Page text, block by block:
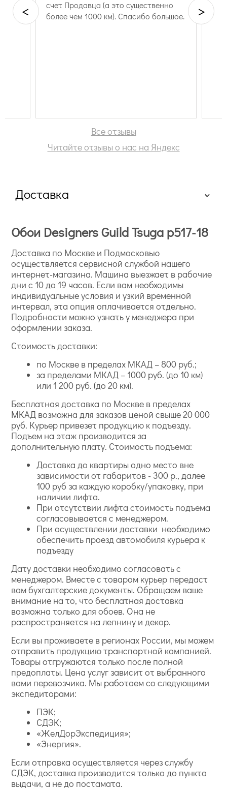
счет Продавца (а это существенно
более чем 1000 км). Спасибо большое.
< >
Все отзывы
Читайте отзывы о нас на Яндекс
Доставка
Обои Designers Guild Tsuga p517-18
Доставка по Москве и Подмосковью
осуществляется сервисной службой нашего
интернет-магазина. Машина выезжает в рабочие
дни с 10 до 19 часов. Если вам необходимы
индивидуальные условия и узкий временной
интервал, эта опция оплачивается отдельно.
Подробности можно узнать у менеджера при
оформлении заказа.
Стоимость доставки:
по Москве в пределах МКАД – 800 руб.;
за пределами МКАД – 1000 руб. (до 10 км)
или 1 200 руб. (до 20 км).
Бесплатная доставка по Москве в пределах
МКАД возможна для заказов ценой свыше 20 000
руб. Курьер привезет продукцию к подъезду.
Подъем на этаж производится за
дополнительную плату. Стоимость подъема:
Доставка до квартиры одно место вне
зависимости от габаритов - 300 р., далее
100 руб за каждую коробку/упаковку, при
наличии лифта.
При отсутствии лифта стоимость подъема
согласовывается с менеджером.
При осуществлении доставки необходимо
обеспечить проезд автомобиля курьера к
подъезду
Дату доставки необходимо согласовать с
менеджером. Вместе с товаром курьер передаст
вам бухгалтерские документы. Обращаем ваше
внимание на то, что бесплатная доставка
возможна только для обоев. Она не
распространяется на лепнину и декор.
Если вы проживаете в регионах России, мы можем
отправить продукцию транспортной компанией.
Товары отгружаются только после полной
предоплаты. Цена услуг зависит от выбранного
вами перевозчика. Мы работаем со следующими
экспедиторами:
ПЭК;
СДЭК;
«ЖелДорЭкспедиция»;
«Энергия».
Если отправка осуществляется через службу
СДЭК, доставка производится только до пункта
выдачи, а не до постамата.